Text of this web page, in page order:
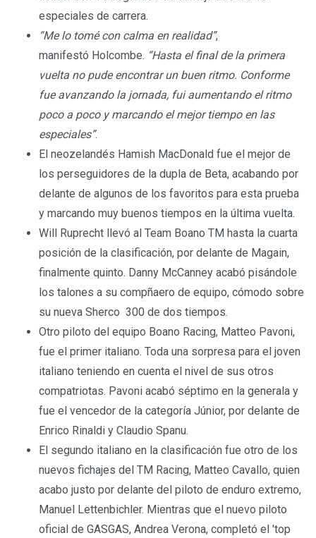
especiales de carrera.
“Me lo tomé con calma en realidad”,
manifestó Holcombe. “Hasta el final de la primera
vuelta no pude encontrar un buen ritmo. Conforme
fue avanzando la jornada, fui aumentando el ritmo
poco a poco y marcando el mejor tiempo en las
especiales”.
El neozelandés Hamish MacDonald fue el mejor de
los perseguidores de la dupla de Beta, acabando por
delante de algunos de los favoritos para esta prueba
y marcando muy buenos tiempos en la última vuelta.
Will Ruprecht llevó al Team Boano TM hasta la cuarta
posición de la clasificación, por delante de Magain,
finalmente quinto. Danny McCanney acabó pisándole
los talones a su compñaero de equipo, cómodo sobre
su nueva Sherco 300 de dos tiempos.
Otro piloto del equipo Boano Racing, Matteo Pavoni,
fue el primer italiano. Toda una sorpresa para el joven
italiano teniendo en cuenta el nivel de sus otros
compatriotas. Pavoni acabó séptimo en la generala y
fue el vencedor de la categoría Júnior, por delante de
Enrico Rinaldi y Claudio Spanu.
El segundo italiano en la clasificación fue otro de los
nuevos fichajes del TM Racing, Matteo Cavallo, quien
acabo justo por delante del piloto de enduro extremo,
Manuel Lettenbichler. Mientras que el nuevo piloto
oficial de GASGAS, Andrea Verona, completó el 'top